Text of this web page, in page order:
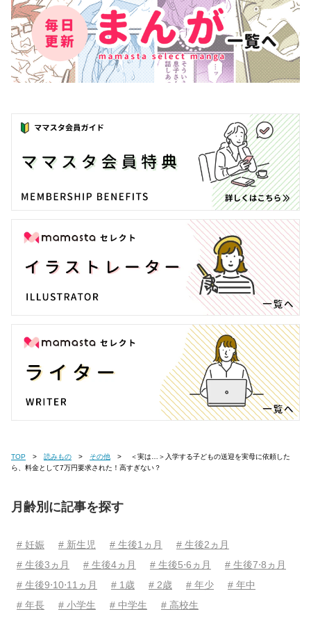
TOP 読みもの その他
ら、料金として7万円要求された！高すぎない？
月齢別に記事を探す
# 妊娠 # 新生児 # 生後1ヵ月
# 生後2ヵ月
# 生後3ヵ月
# 生後4ヵ月 # 生後5⋅6ヵ月
# 生後7⋅8ヵ月
# 生後9⋅10⋅11ヵ月
# 1歳 # 2歳 # 年少
# 年中
# 年長
# 小学生 # 中学生 # 高校生